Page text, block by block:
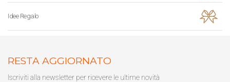
Idee Regalo
RESTA AGGIORNATO
Iscriviti alla newsletter per ricevere le ultime novità